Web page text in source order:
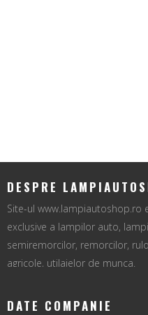
DESPRE
Site-ul www.lampiautoshop.ro
exclusive a lampilor auto,
semiremorcilor, remorcilor,
agricole, utilajelor de munca.
DATE COMPANIE